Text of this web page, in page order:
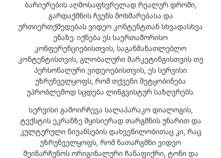
ბარიერების აღმოსაფხვრელად რეალურ დროში,
გარდაქმნის ჩვენს მოხმარებასა და
ურთიერთქმედებას ვიდეო კონტენტთან სხვადასხვა
ენაზე. იქნება ეს საერთაშორისო
კონფერენციებისთვის, საგანმანათლებლო
კონტენტისთვის, გლობალური მარკეტინგისთვის თუ
პერსონალური ვიდეოებისთვის, ეს სერვისი
უზრუნველყოფს, რომ თქვენი შეტყობინება
უპრობლემოდ სცდება ლინგვისტურ საზღვრებს.
Სერვისი გამოირჩევა სალაპარაკო დიალოგის,
ტექსტის ეკრანზე მყისიერად თარგმნის უნარით და
კულტურული ნიუანსების დახვეწილობითაც კი, რაც
უზრუნველყოფს, რომ ნათარგმნი ვიდეო
შეინარჩუნოს ორიგინალური ჩანაფიქრი, ტონი და